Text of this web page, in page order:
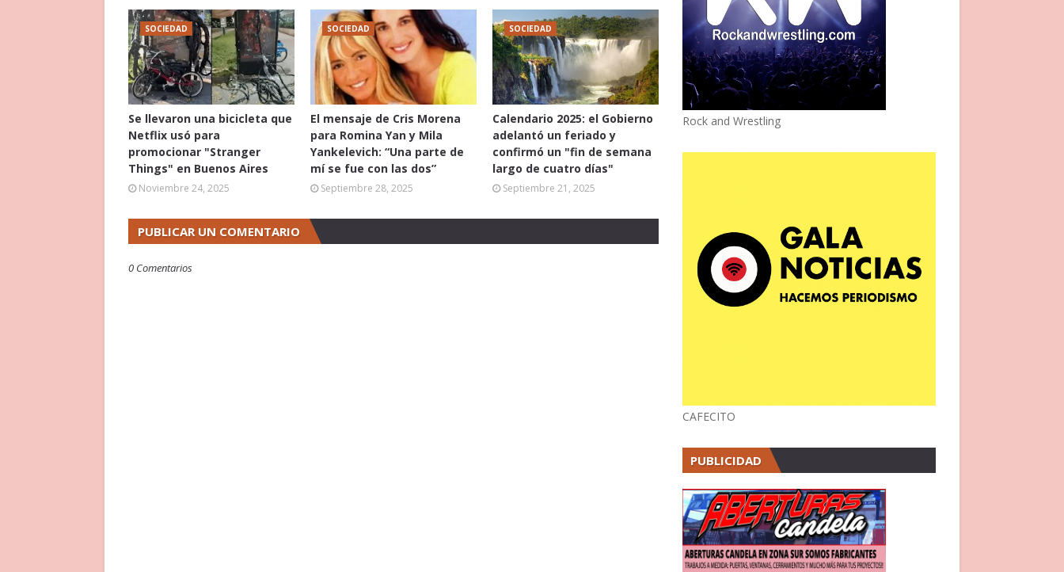
SOCIEDAD
Se llevaron una bicicleta que
Netflix usó para
promocionar "Stranger
Things" en Buenos Aires
Noviembre 24, 2025
SOCIEDAD
El mensaje de Cris Morena
para Romina Yan y Mila
Yankelevich: “Una parte de
mí se fue con las dos”
Septiembre 28, 2025
SOCIEDAD
Calendario 2025: el Gobierno
adelantó un feriado y
confirmó un "fin de semana
largo de cuatro días"
Septiembre 21, 2025
PUBLICAR UN COMENTARIO
0 Comentarios
Rock and Wrestling
CAFECITO
PUBLICIDAD